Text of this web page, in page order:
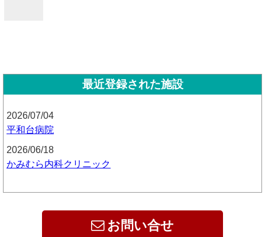
最近登録された施設
2026/07/04
平和台病院
2026/06/18
かみむら内科クリニック
お問い合せ